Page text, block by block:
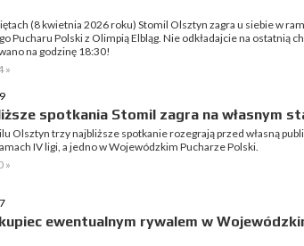
(8 kwietnia 2026 roku) Stomil Olsztyn zagra u siebie w
Pucharu Polski z Olimpią Elbląg. Nie odkładajcie na ostatnią
na godzinę 18:30!
»
spotkania Stomil zagra na własnym
Olsztyn trzy najbliższe spotkanie rozegrają przed własną
IV ligi, a jedno w Wojewódzkim Pucharze Polski.
»
ewentualnym rywalem w